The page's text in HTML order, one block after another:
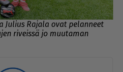
Julius Rajala ovat pelanneet
riveissä jo muutaman